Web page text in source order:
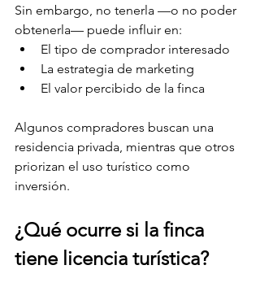
Sin embargo, no tenerla —o no poder
obtenerla— puede influir en:
El tipo de comprador interesado
La estrategia de marketing
El valor percibido de la finca
Algunos compradores buscan una
residencia privada, mientras que otros
priorizan el uso turístico como
inversión.
¿Qué ocurre si la finca
tiene licencia turística?